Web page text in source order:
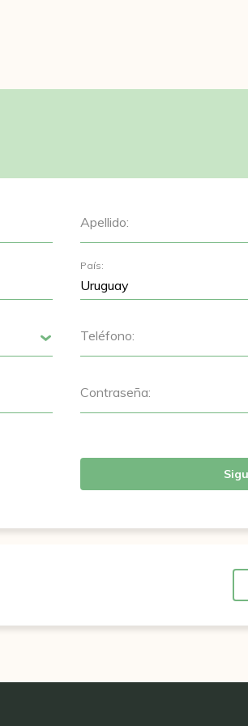
Apellido:
País:
Teléfono:
Contraseña: